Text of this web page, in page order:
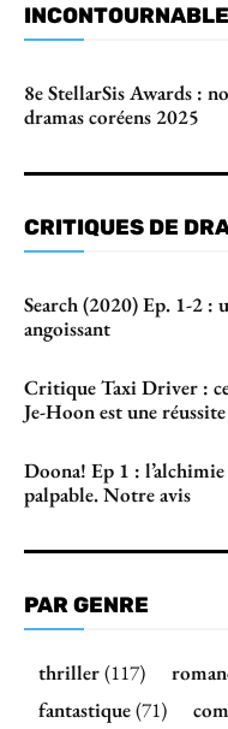
INCONTOURNABLE
8e StellarSis Awards :
dramas coréens 2025
CRITIQUES DE
Search (2020) Ep. 1-2 :
angoissant
Critique Taxi Driver : ce
Je-Hoon est une
Doona! Ep 1 : l’alchimie
palpable. Notre avis
PAR GENRE
thriller(117)
fantastique(71)